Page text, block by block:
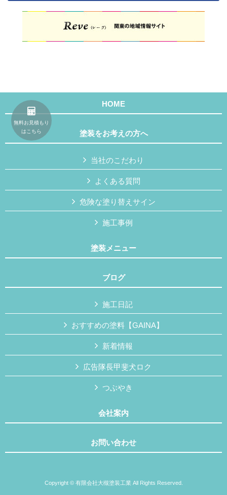
HOME
塗装をお考えの方へ
当社のこだわり
よくある質問
危険な塗り替えサイン
施工事例
塗装メニュー
ブログ
施工日記
おすすめの塗料【GAINA】
新着情報
広告隊長甲斐犬ロク
つぶやき
会社案内
お問い合わせ
Copyright © 有限会社大槻塗装工業 All Rights Reserved.
無料お見積もり
はこちら